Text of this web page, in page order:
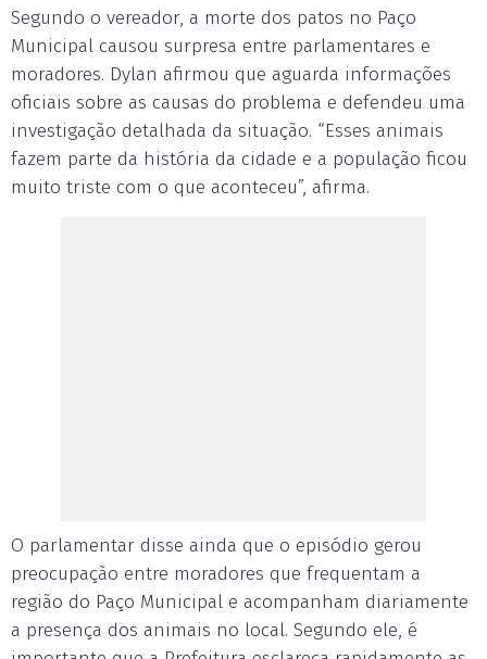
Segundo o vereador, a morte dos patos no Paço
Municipal causou surpresa entre parlamentares e
moradores. Dylan afirmou que aguarda informações
oficiais sobre as causas do problema e defendeu uma
investigação detalhada da situação. “Esses animais
fazem parte da história da cidade e a população ficou
muito triste com o que aconteceu”, afirma.
O parlamentar disse ainda que o episódio gerou
preocupação entre moradores que frequentam a
região do Paço Municipal e acompanham diariamente
a presença dos animais no local. Segundo ele, é